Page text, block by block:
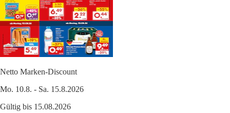
Netto Marken-Discount
Mo. 10.8. - Sa. 15.8.2026
Gültig bis 15.08.2026